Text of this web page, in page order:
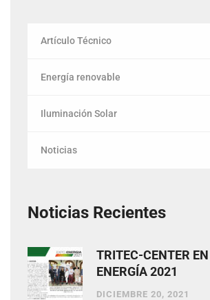
Artículo Técnico
Energía renovable
Iluminación Solar
Noticias
Noticias Recientes
TRITEC-CENTER
ENERGÍA 2021
DICIEMBRE 20, 2021